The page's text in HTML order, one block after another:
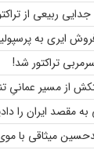
ربیعی از
ایری به
تراکتور شد!
میثاقی با موی